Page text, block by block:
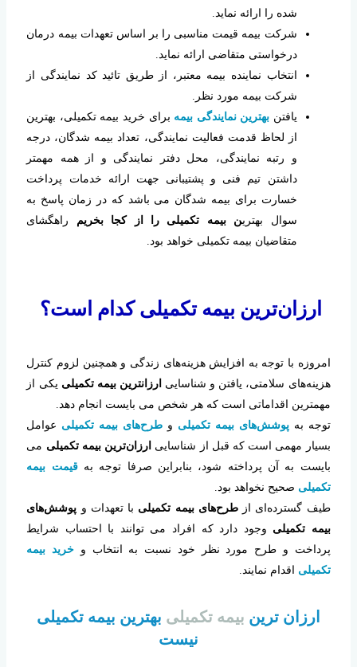
شده را ارائه نماید.
شرکت بیمه قیمت مناسبی را بر اساس تعهدات بیمه درمان
درخواستی متقاضی ارائه نماید.
انتخاب نماینده بیمه معتبر، از طریق تائید کد نمایندگی از
شرکت بیمه مورد نظر.
یافتن بهترین نمایندگی بیمه برای خرید بیمه تکمیلی، بهترین
از لحاظ قدمت فعالیت نمایندگی، تعداد بیمه شدگان، درجه
و رتبه نمایندگی، محل دفتر نمایندگی و از همه مهمتر
داشتن تیم فنی و پشتیبانی جهت ارائه خدمات پرداخت
خسارت برای بیمه شدگان می باشد که در زمان پاسخ به
سوال بهترین بیمه تکمیلی را از کجا بخریم راهگشای
متقاضیان بیمه تکمیلی خواهد بود.
ارزان‌ترین بیمه تکمیلی کدام است؟
امروزه با توجه به افزایش هزینه‌های زندگی و همچنین لزوم کنترل
هزینه‌های سلامتی، یافتن و شناسایی ارزانترین بیمه‌ تکمیلی یکی از
مهمترین اقداماتی است که هر شخص می بایست انجام دهد.
توجه بهپوشش‌های بیمه تکمیلی و طرح‌های بیمه تکمیلی عوامل
بسیار مهمی است که قبل از شناسایی ارزان‌ترین بیمه تکمیلی می
بایست به آن پرداخته شود، بنابراین صرفا توجه بهقیمت بیمه
تکمیلی صحیح نخواهد بود.
طیف گسترده‌ای ازطرح‌های بیمه تکمیلی با تعهدات و پوشش‌های
بیمه تکمیلی وجود دارد که افراد می توانند با احتساب شرایط
پرداخت و طرح مورد نظر خود نسبت به انتخاب و خرید بیمه
تکمیلی اقدام نمایند.
ارزان ترین بیمه تکمیلی بهترین بیمه تکمیلی
نیست